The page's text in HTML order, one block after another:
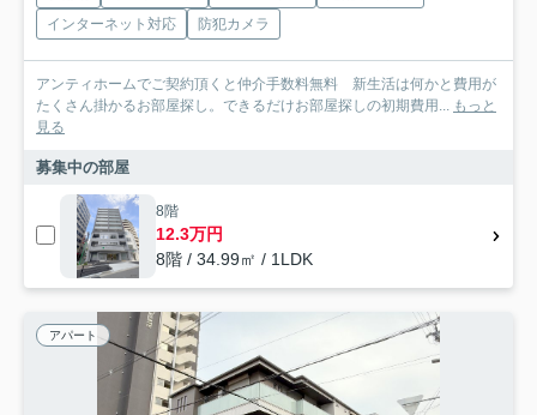
インターネット対応
防犯カメラ
アンティホームでご契約頂くと仲介手数料無料 新生活は何かと費用が
たくさん掛かるお部屋探し。できるだけお部屋探しの初期費用... もっと
見る
募集中の部屋
8階
12.3万円
8階 / 34.99㎡ / 1LDK
アパート